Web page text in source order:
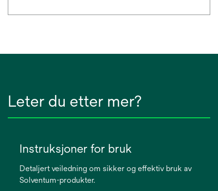
Leter du etter mer?
Instruksjoner for bruk
Detaljert veiledning om sikker og effektiv bruk av
Solventum-produkter.